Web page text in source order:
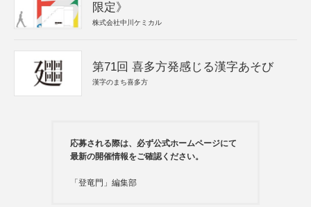
限定》
株式会社中川ケミカル
第71回 喜多方発感じる漢字あそび
漢字のまち喜多方
応募される際は、必ず公式ホームページにて
最新の開催情報をご確認ください。
「登竜門」編集部